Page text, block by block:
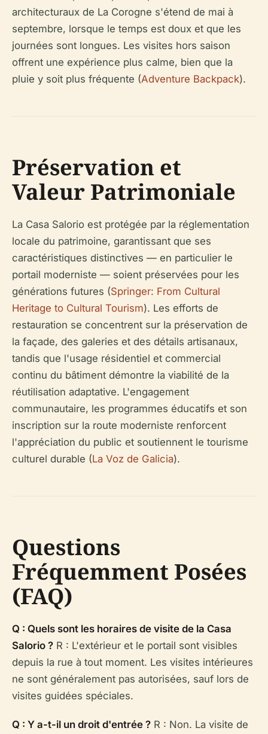
architecturaux de La Corogne s'étend de mai à
septembre, lorsque le temps est doux et que les
journées sont longues. Les visites hors saison
offrent une expérience plus calme, bien que la
pluie y soit plus fréquente (Adventure Backpack).
Préservation et
Valeur Patrimoniale
La Casa Salorio est protégée par la réglementation
locale du patrimoine, garantissant que ses
caractéristiques distinctives — en particulier le
portail moderniste — soient préservées pour les
générations futures (Springer: From Cultural
Heritage to Cultural Tourism). Les efforts de
restauration se concentrent sur la préservation de
la façade, des galeries et des détails artisanaux,
tandis que l'usage résidentiel et commercial
continu du bâtiment démontre la viabilité de la
réutilisation adaptative. L'engagement
communautaire, les programmes éducatifs et son
inscription sur la route moderniste renforcent
l'appréciation du public et soutiennent le tourisme
culturel durable (La Voz de Galicia).
Questions
Fréquemment Posées
(FAQ)
Q : Quels sont les horaires de visite de la Casa
Salorio ? R : L'extérieur et le portail sont visibles
depuis la rue à tout moment. Les visites intérieures
ne sont généralement pas autorisées, sauf lors de
visites guidées spéciales.
Q : Y a-t-il un droit d'entrée ? R : Non. La visite de